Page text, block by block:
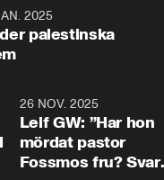
2025
palestinska
26 NOV. 2025
Leif GW: ”Har hon
mördat pastor
Fossmos fru? Svar